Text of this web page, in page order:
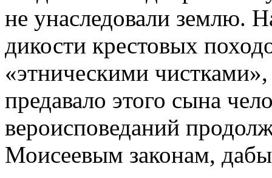
не унаследовали землю.
дикости крестовых
«этническими
предавало этого сына
вероисповеданий
Моисеевым законам,